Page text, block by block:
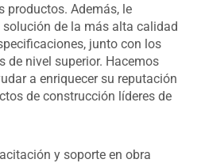
productos. Además, le
de la más alta calidad
junto con los
de nivel superior. Hacemos
a enriquecer su reputación
de construcción líderes de
y soporte en obra